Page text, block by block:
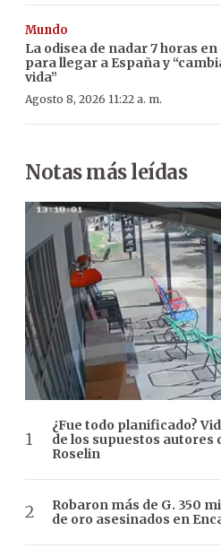
Mundo
La odisea de nadar 7 horas
para llegar a España y
vida”
Agosto 8, 2026 11:22 a. m.
Notas más leídas
¿Fue todo planificado?
de los supuestos autores
Roselin
Robaron más de G. 350
de oro asesinados en